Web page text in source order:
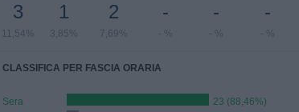
3
11,54%
1
3,85%
2
7,69%
-
- %
-
- %
-
- %
CLASSIFICA PER FASCIA ORARIA
Sera
23 (88,46%)